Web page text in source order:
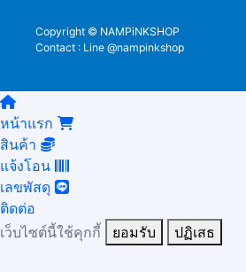
Copyright © NAMPiNKSHOP
Contact : Line @nampinkshop
หน้าแรก
สินค้า
แจ้งโอน
เลขพัสดุ
ติดต่อ
เว็บไซต์นี้ใช้คุกกี้
ยอมรับ ปฏิเสธ